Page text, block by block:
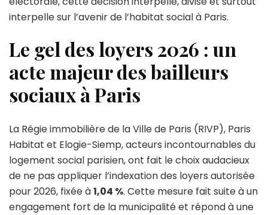
interpelle sur l’avenir de l’habitat social à Paris.
Le gel des loyers 2026 : un
acte majeur des bailleurs
sociaux à Paris
La Régie immobilière de la Ville de Paris (RIVP), Paris
Habitat et Elogie-Siemp, acteurs incontournables du
logement social parisien, ont fait le choix audacieux
de ne pas appliquer l’indexation des loyers autorisée
pour 2026, fixée à1,04 %. Cette mesure fait suite à un
engagement fort de la municipalité et répond à une